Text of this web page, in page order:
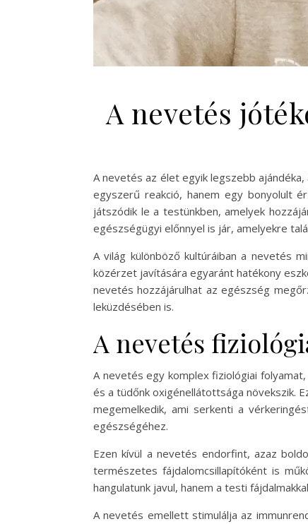
A nevetés
A nevetés az élet egyik legszebb
egyszerű reakció, hanem egy bonyolult
játszódik le a testünkben, amelyek
egészségügyi előnnyel is jár, amelyekre
A világ különböző kultúráiban a nevetés
közérzet javítására egyaránt hatékony
nevetés hozzájárulhat az egészség
leküzdésében is.
A nevetés
A nevetés egy komplex fiziológiai
és a tüdőnk oxigénellátottsága növekszik.
megemelkedik, ami serkenti a
egészségéhez.
Ezen kívül a nevetés endorfint, azaz
természetes fájdalomcsillapítóként is
hangulatunk javul, hanem a testi
A nevetés emellett stimulálja az